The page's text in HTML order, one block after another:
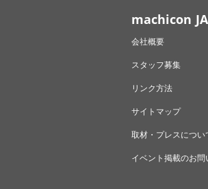
machicon
会社概要
スタッフ募集
リンク方法
サイトマップ
取材・プレスにつ
イベント掲載のお問